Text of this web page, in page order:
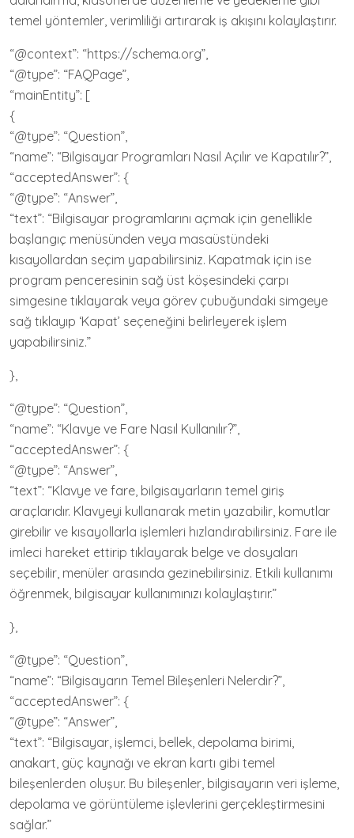
temel yöntemler, verimliliği artırarak iş akışını kolaylaştırır.
“@context”: “https://schema.org”,
“@type”: “FAQPage”,
“mainEntity”: [
{
“@type”: “Question”,
“name”: “Bilgisayar Programları Nasıl Açılır ve Kapatılır?”,
“acceptedAnswer”: {
“@type”: “Answer”,
“text”: “Bilgisayar programlarını açmak için genellikle
başlangıç menüsünden veya masaüstündeki
kısayollardan seçim yapabilirsiniz. Kapatmak için ise
program penceresinin sağ üst köşesindeki çarpı
simgesine tıklayarak veya görev çubuğundaki simgeye
sağ tıklayıp ‘Kapat’ seçeneğini belirleyerek işlem
yapabilirsiniz.”
},
“@type”: “Question”,
“name”: “Klavye ve Fare Nasıl Kullanılır?”,
“acceptedAnswer”: {
“@type”: “Answer”,
“text”: “Klavye ve fare, bilgisayarların temel giriş
araçlarıdır. Klavyeyi kullanarak metin yazabilir, komutlar
girebilir ve kısayollarla işlemleri hızlandırabilirsiniz. Fare ile
imleci hareket ettirip tıklayarak belge ve dosyaları
seçebilir, menüler arasında gezinebilirsiniz. Etkili kullanımı
öğrenmek, bilgisayar kullanımınızı kolaylaştırır.”
},
“@type”: “Question”,
“name”: “Bilgisayarın Temel Bileşenleri Nelerdir?”,
“acceptedAnswer”: {
“@type”: “Answer”,
“text”: “Bilgisayar, işlemci, bellek, depolama birimi,
anakart, güç kaynağı ve ekran kartı gibi temel
bileşenlerden oluşur. Bu bileşenler, bilgisayarın veri işleme,
depolama ve görüntüleme işlevlerini gerçekleştirmesini
sağlar.”